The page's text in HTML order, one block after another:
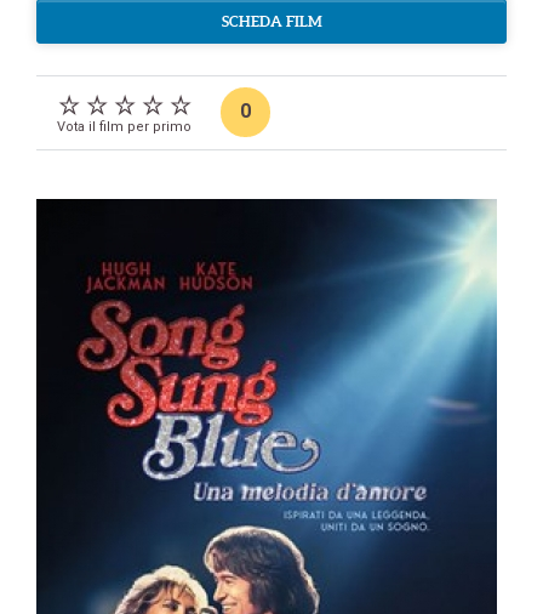
SCHEDA FILM
Vota il film per primo
0